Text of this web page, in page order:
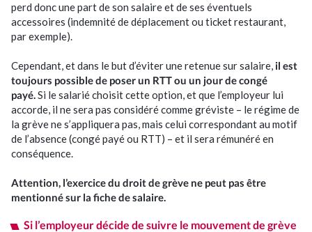
Nos actus
Nos événements
Nous rejoindre
Se connecter
perd donc une part de son salaire et de ses éventuels
accessoires (indemnité de déplacement ou ticket restaurant,
par exemple).
Cependant, et dans le but d’éviter une retenue sur salaire, il est
toujours possible de poser un RTT ou un jour de congé
payé.Si le salarié choisit cette option, et que l’employeur lui
accorde, il ne sera pas considéré comme gréviste – le régime de
la grève ne s’appliquera pas, mais celui correspondant au motif
de l’absence (congé payé ou RTT) – et il sera rémunéré en
conséquence.
Attention, l’exercice du droit de grève ne peut pas être
mentionné sur la fiche de salaire.
Si l’employeur décide de suivre le mouvement de grève